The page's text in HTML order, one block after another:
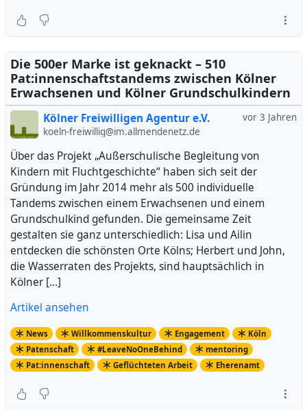
Die 500er Marke ist geknackt – 510
Pat:innenschaftstandems zwischen Kölner
Erwachsenen und Kölner Grundschulkindern
vor 3 Jahren
Kölner Freiwilligen Agentur e.V.
koeln-freiwillig@im.allmendenetz.de
Über das Projekt „Außerschulische Begleitung von
Kindern mit Fluchtgeschichte“ haben sich seit der
Gründung im Jahr 2014 mehr als 500 individuelle
Tandems zwischen einem Erwachsenen und einem
Grundschulkind gefunden. Die gemeinsame Zeit
gestalten sie ganz unterschiedlich: Lisa und Ailin
entdecken die schönsten Orte Kölns; Herbert und John,
die Wasserraten des Projekts, sind hauptsächlich in
Kölner […]
Artikel ansehen
News Willkommenskultur Engagement
Köln
Patenschaft
#LeaveNoOneBehind
mentoring
Pat:innenschaft
Geflüchteten Arbeit Eherenamt